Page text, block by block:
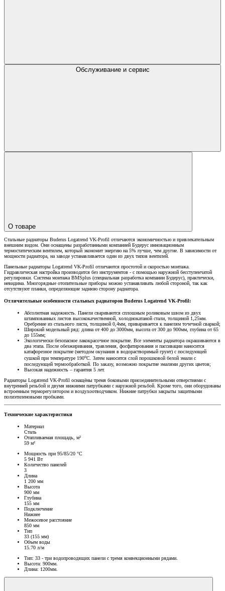
Обслуживание и сервис
О товаре
Стальные радиаторы Buderus Logatrend VK-Profil отличаются экономичностью и привлекательным
внешним видом. Они оснащены разработанными компанией Будерус инновационным
термостатическим вентилем, который экономит энергию на 5% лучше, чем другие. В зависимости от
мощности радиатора, на заводе устанавливается один из двух типов вентилей.
Панельные радиаторы Logatrend VK-Profil отличаются простотой и скоростью монтажа.
Гидравлическая настройка производится без инструментов - с помощью наружной бесступенчатой
регулировки. Система монтажа BMSplus (специальная разработка компании Будерус), практически,
невидима. Многорядные отопительные приборы можно устанавливать любой стороной, так как
отсутствуют планки, определяющие заднюю сторону радиатора.
Отличительные особенности стальных радиаторов Buderus Logatrend VK-Profil:
Абсолютная надежность. Панели свариваются сплошным роликовым швом из двух
штампованных листов высококачественной, холоднокатаной стали, толщиной 1,25мм.
Оребрение из стального листа, толщиной 0,4мм, приваривается к панелям точечной сваркой;
Широкий модельный ряд: длина от 400 до 3000мм, высота от 300 до 900мм, глубина от 65
до 155мм;
Экологически безопасное лакокрасочное покрытие. Все элементы радиатора окрашиваются в
два этапа. После обезжиривания, травления, фосфатирования и пассивации наносится
катафорезное покрытие (методом окунания в водорастворимый грунт) с последующей
сушкой при температуре 190оС. Затем наносится слой порошковой белой эмали с
последующей термообработкой. По заказу, возможно покрытие эмалями других цветов;
Высокая надежность – гарантия 5 лет.
Радиаторы Logatrend VK-Profil оснащёны тремя боковыми присоединительными отверстиями с
внутренней резьбой и двумя нижними патрубками с наружной резьбой. Кроме того, они оборудованы
встроенным терморегулятором и воздухоотводчиком. Нижние патрубки закрыты защитными
полиэтиленовыми пробками.
Технические характеристики
Материал
Сталь
Отапливаемая площадь, м²
59 м²
Мощность при 95/85/20 °C
5 941 Вт
Количество панелей
3
Длина
1 200 мм
Высота
900 мм
Глубина
155 мм
Подключение
Нижнее
Межосевое расстояние
850 мм
Тип
33 (155 мм)
Объем воды
15.70 л/м
Тип: 33 - три водопроводящих панели с тремя конвекционными рядами.
Высота: 900мм.
Длина: 1200мм.